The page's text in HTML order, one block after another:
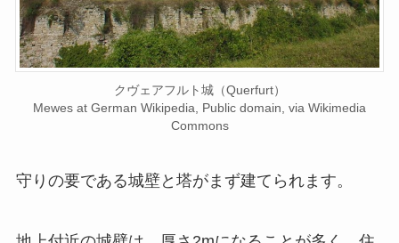
クヴェアフルト城（Querfurt）
Mewes at German Wikipedia, Public domain, via Wikimedia
Commons
守りの要である城壁と塔がまず建てられます。